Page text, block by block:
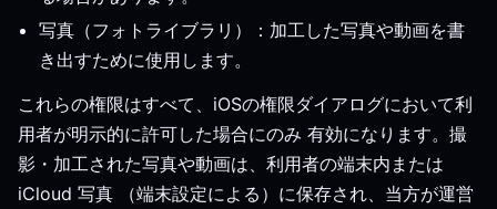
写真（フォトライブラリ）：加工した写真や動画を書
き出すために使用します。
これらの権限はすべて、iOSの権限ダイアログにおいて利
用者が明示的に許可した場合にのみ 有効になります。撮
影・加工された写真や動画は、利用者の端末内または
iCloud 写真 （端末設定による）に保存され、当方が運営